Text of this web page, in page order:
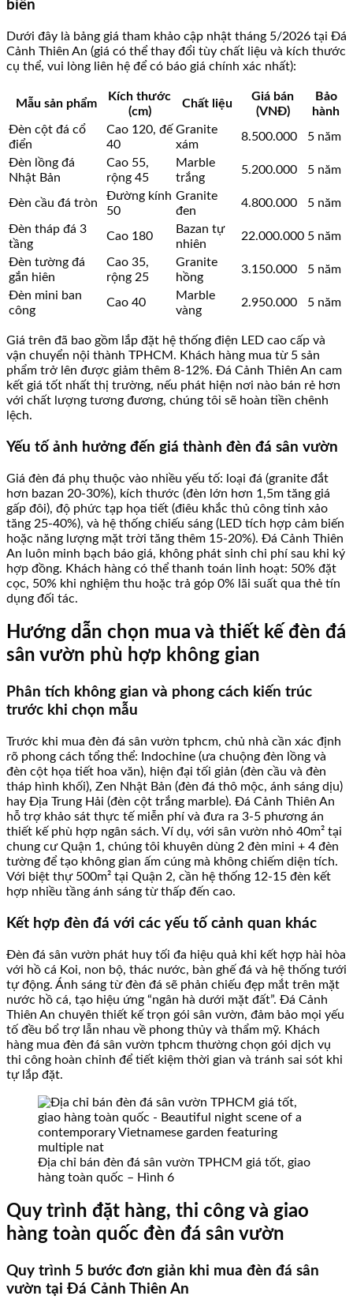
biến
Dưới đây là bảng giá tham khảo cập nhật tháng 5/2026 tại Đá
Cảnh Thiên An (giá có thể thay đổi tùy chất liệu và kích thước
cụ thể, vui lòng liên hệ để có báo giá chính xác nhất):
Mẫu sản phẩm
Kích thước
(cm)
Chất liệu
Giá bán
(VNĐ)
Bảo
hành
Đèn cột đá cổ
điển
Cao 120, đế
40
Granite
xám
8.500.000 5 năm
Đèn lồng đá
Nhật Bản
Cao 55,
rộng 45
Marble
trắng
5.200.000 5 năm
Đèn cầu đá tròn
Đường kính
50
Granite
đen
4.800.000 5 năm
Đèn tháp đá 3
tầng
Cao 180
Bazan tự
nhiên
22.000.000 5 năm
Đèn tường đá
gắn hiên
Cao 35,
rộng 25
Granite
hồng
3.150.000 5 năm
Đèn mini ban
công
Cao 40
Marble
vàng
2.950.000 5 năm
Giá trên đã bao gồm lắp đặt hệ thống điện LED cao cấp và
vận chuyển nội thành TPHCM. Khách hàng mua từ 5 sản
phẩm trở lên được giảm thêm 8-12%. Đá Cảnh Thiên An cam
kết giá tốt nhất thị trường, nếu phát hiện nơi nào bán rẻ hơn
với chất lượng tương đương, chúng tôi sẽ hoàn tiền chênh
lệch.
Yếu tố ảnh hưởng đến giá thành đèn đá sân vườn
Giá đèn đá phụ thuộc vào nhiều yếu tố: loại đá (granite đắt
hơn bazan 20-30%), kích thước (đèn lớn hơn 1,5m tăng giá
gấp đôi), độ phức tạp họa tiết (điêu khắc thủ công tinh xảo
tăng 25-40%), và hệ thống chiếu sáng (LED tích hợp cảm biến
hoặc năng lượng mặt trời tăng thêm 15-20%). Đá Cảnh Thiên
An luôn minh bạch báo giá, không phát sinh chi phí sau khi ký
hợp đồng. Khách hàng có thể thanh toán linh hoạt: 50% đặt
cọc, 50% khi nghiệm thu hoặc trả góp 0% lãi suất qua thẻ tín
dụng đối tác.
Hướng dẫn chọn mua và thiết kế đèn đá
sân vườn phù hợp không gian
Phân tích không gian và phong cách kiến trúc
trước khi chọn mẫu
Trước khi mua đèn đá sân vườn tphcm, chủ nhà cần xác định
rõ phong cách tổng thể: Indochine (ưa chuộng đèn lồng và
đèn cột họa tiết hoa văn), hiện đại tối giản (đèn cầu và đèn
tháp hình khối), Zen Nhật Bản (đèn đá thô mộc, ánh sáng dịu)
hay Địa Trung Hải (đèn cột trắng marble). Đá Cảnh Thiên An
hỗ trợ khảo sát thực tế miễn phí và đưa ra 3-5 phương án
thiết kế phù hợp ngân sách. Ví dụ, với sân vườn nhỏ 40m² tại
chung cư Quận 1, chúng tôi khuyên dùng 2 đèn mini + 4 đèn
tường để tạo không gian ấm cúng mà không chiếm diện tích.
Với biệt thự 500m² tại Quận 2, cần hệ thống 12-15 đèn kết
hợp nhiều tầng ánh sáng từ thấp đến cao.
Kết hợp đèn đá với các yếu tố cảnh quan khác
Đèn đá sân vườn phát huy tối đa hiệu quả khi kết hợp hài hòa
với hồ cá Koi, non bộ, thác nước, bàn ghế đá và hệ thống tưới
tự động. Ánh sáng từ đèn đá sẽ phản chiếu đẹp mắt trên mặt
nước hồ cá, tạo hiệu ứng “ngân hà dưới mặt đất”. Đá Cảnh
Thiên An chuyên thiết kế trọn gói sân vườn, đảm bảo mọi yếu
tố đều bổ trợ lẫn nhau về phong thủy và thẩm mỹ. Khách
hàng mua đèn đá sân vườn tphcm thường chọn gói dịch vụ
thi công hoàn chỉnh để tiết kiệm thời gian và tránh sai sót khi
tự lắp đặt.
Địa chỉ bán đèn đá sân vườn TPHCM giá tốt, giao
hàng toàn quốc – Hình 6
Quy trình đặt hàng, thi công và giao
hàng toàn quốc đèn đá sân vườn
Quy trình 5 bước đơn giản khi mua đèn đá sân
vườn tại Đá Cảnh Thiên An